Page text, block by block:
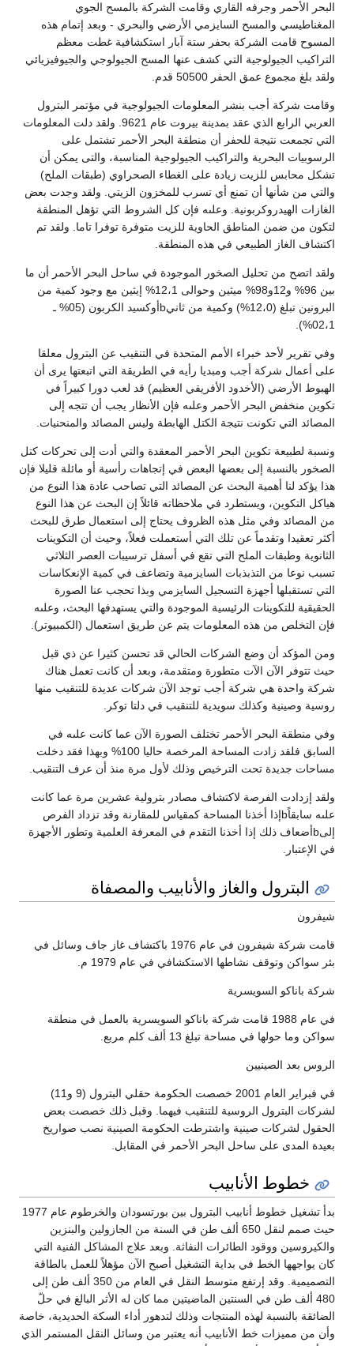
البحر الأحمر وجرفه القاري وقامت الشركة بالمسح الجوي
المغناطيسي والمسح السايزمي الأرضي والبحري - وبعد إتمام هذه
المسوح قامت الشركة بحفر ستة آبار استكشافية غطت معظم
التراكيب الجيولوجية التي كشف عنها المسح الجيولوجي والجيوفيزيائي
ولقد بلغ مجموع عمق الحفر 50500 قدم.
وقامت شركة أجب بنشر المعلومات الجيولوجية في مؤتمر البترول
العربي الرابع الذي عقد بمدينة بيروت عام 9621. ولقد دلت المعلومات
التي تجمعت نتيجة للحفر أن منطقة البحر الأحمر تشتمل على
الرسوبيات البحرية والتراكيب الجيولوجية المناسبة، والتى يمكن أن
تشكل محابس للزيت زيادة على الغطاء الصحراوي (طبقات الملح)
والتي من شأنها أن تمنع أي تسرب للمخزون الزيتي. ولقد وجدت بعض
الغازات الهيدروكربونية. وعلىه فإن كل الشروط التي تؤهل المنطقة
لتكون من ضمن المناطق الحاوية للزيت متوفرة توفرا تاما. ولقد تم
اكتشاف الغاز الطبيعي في هذه المنطقة.
ولقد اتضح من تحليل الصخور الموجودة في ساحل البحر الأحمر أن ما
بين 96% و12و98% ميثين وحوالى 12،1% إيثين مع وجود كمية من
البرونين تبلغ (12،0%) وكمية من ثانيbأوكسيد الكربون (05% ـ
02،1%).
وفي تقرير لأحد خبراء الأمم المتحدة في التنقيب عن البترول معلقا
على أعمال شركة أجب ومبديا رأيه في الطريقة التي اتبعتها يرى أن
الهبوط الأرضي (الأخدود الأفريقي العظيم) قد لعب دورا كبيراً في
تكوين منخفض البحر الأحمر وعلىه فإن الأنظار يجب أن تتجه إلى
المصائد التي تكونت نتيجة الكتل الهابطة وليس المصائد والمنحنيات.
ونسبة لطبيعة تكوين البحر الأحمر المعقدة والتي أدت إلى تحركات كتل
الصخور بالنسبة إلى بعضها البعض في إتجاهات رأسية أو مائلة قليلا فإن
هذا يؤكد لنا أهمية البحث عن المصائد التي تصاحب عادة هذا النوع من
هياكل التكوين، ويستطرد في ملاحظاته قائلاً إن البحث عن هذا النوع
من المصائد وفي مثل هذه الظروف يحتاج إلى استعمال طرق للبحث
أكثر تعقيدا وتقدماً عن تلك التي أستعملت فعلاً، وحيث أن التكوينات
الثانوية وطبقات الملح التي تقع في أسفل ترسيبات العصر الثلاثي
تسبب نوعا من التذبذبات السايزمية وتضاعف في كمية الإنعكاسات
التي تستقبلها أجهزة التسجيل السايزمي وبذا تحجب عنا الصورة
الحقيقية للتكوينات الرئيسية الموجودة والتي يستهدفها البحث، وعلىه
فإن التخلص من هذه المعلومات يتم عن طريق استعمال (الكمبيوتر).
ومن المؤكد أن وضع الشركات الحالي قد تحسن كثيرا عن ذي قبل
حيث تتوفر الآن الآت متطورة ومتقدمة، وبعد أن كانت تعمل هناك
شركة واحدة هي شركة أجب توجد الآن شركات عديدة للتنقيب منها
روسية وصينية وكذلك سويدية للتنقيب في دلتا توكر.
وفي منطقة البحر الأحمر تختلف الصورة الآن عما كانت علىه في
السابق فلقد زادت المساحة المرخصة حاليا 100% وبهذا فقد دخلت
مساحات جديدة تحت الترخيص وذلك لأول مرة منذ أن عرف التنقيب.
ولقد إزدادت الفرصة لاكتشاف مصادر بترولية عشرين مرة عما كانت
علىه سابقاًbإذا أخذنا المساحة كمقياس للمقارنة وقد تزداد الفرص
إلىbأضعاف ذلك إذا أخذنا التقدم في المعرفة العلمية وتطور الأجهزة
في الإعتبار.
البترول والغاز والأنابيب والمصفاة
شيفرون
قامت شركة شيفرون في عام 1976 باكتشاف غاز جاف وسائل في
بئر سواكن وتوقف نشاطها الاستكشافي في عام 1979 م.
شركة باناكو السويسرية
في عام 1988 قامت شركة باناكو السويسرية بالعمل في منطقة
سواكن وما حولها في مساحة تبلغ 13 ألف كلم مربع.
الروس بعد الصينيين
في فبراير العام 2001 خصصت الحكومة حقلي البترول (9 و11)
لشركات البترول الروسية للتنقيب فيهما. وقبل ذلك خصصت بعض
الحقول لشركات صينية واشترطت الحكومة الصينية نصب صواريخ
بعيدة المدى على ساحل البحر الأحمر في المقابل.
خطوط الأنابيب
بدأ تشغيل خطوط أنابيب البترول بين بورتسودان والخرطوم عام 1977
حيث صمم لنقل 650 ألف طن في السنة من الجازولين والبنزين
والكيروسين ووقود الطائرات النفاثة. وبعد علاج المشاكل الفنية التي
كان يواجهها الخط في بداية التشغيل أصبح الآن مؤهلاً للعمل بالطاقة
التصميمية. وقد إرتفع متوسط النقل في العام من 350 ألف طن إلى
480 ألف طن في السنتين الماضيتين مما كان له الأثر البالغ في حلّ
الضائقة بالنسبة لهذه المنتجات وذلك لتدهور أداء السكة الحديدية، خاصة
وأن من مميزات خط الأنابيب أنه يعتبر من وسائل النقل المستمر الذي